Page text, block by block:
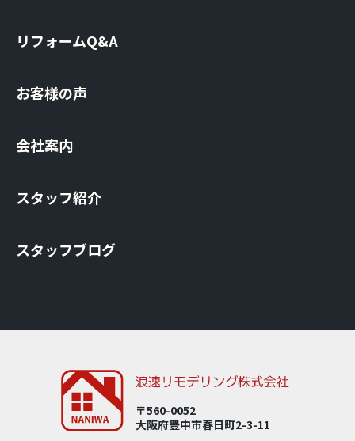
リフォームQ&A
お客様の声
会社案内
スタッフ紹介
スタッフブログ
〒560-0052
大阪府豊中市春⽇町2-3-11